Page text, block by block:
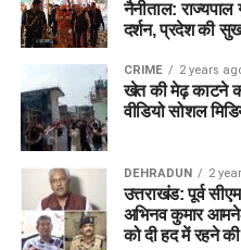
नैनीताल: राज्यपाल
दर्शन, प्रदेश की
CRIME 2 years
खेत की मेढ़ काटने
वीडियो सोशल
DEHRADUN 2
उत्तराखंड: पूर्व
अभिनव कुमार
को दी हद में रहने